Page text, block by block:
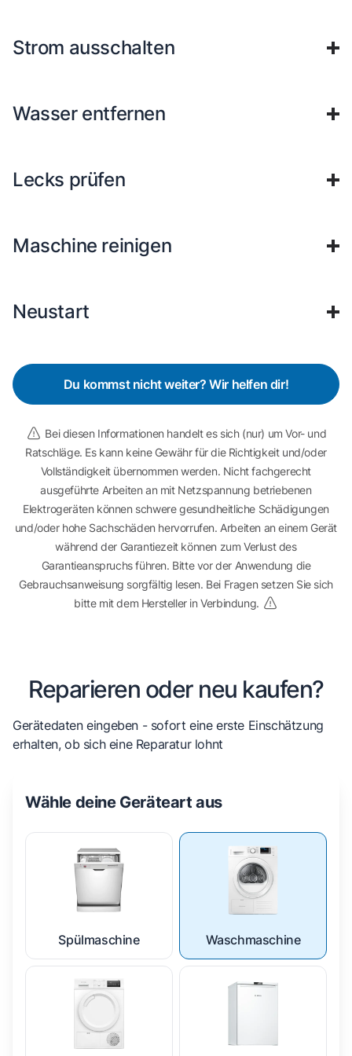
Strom ausschalten
Wasser entfernen
Lecks prüfen
Maschine reinigen
Neustart
Du kommst nicht weiter? Wir helfen dir!
Bei diesen Informationen handelt es sich (nur) um Vor- und
Ratschläge. Es kann keine Gewähr für die Richtigkeit und/oder
Vollständigkeit übernommen werden. Nicht fachgerecht
ausgeführte Arbeiten an mit Netzspannung betriebenen
Elektrogeräten können schwere gesundheitliche Schädigungen
und/oder hohe Sachschäden hervorrufen. Arbeiten an einem Gerät
während der Garantiezeit können zum Verlust des
Garantieanspruchs führen. Bitte vor der Anwendung die
Gebrauchsanweisung sorgfältig lesen. Bei Fragen setzen Sie sich
bitte mit dem Hersteller in Verbindung.
Reparieren oder neu kaufen?
Gerätedaten eingeben - sofort eine erste Einschätzung
erhalten, ob sich eine Reparatur lohnt
Wähle deine Geräteart aus
Spülmaschine Waschmaschine